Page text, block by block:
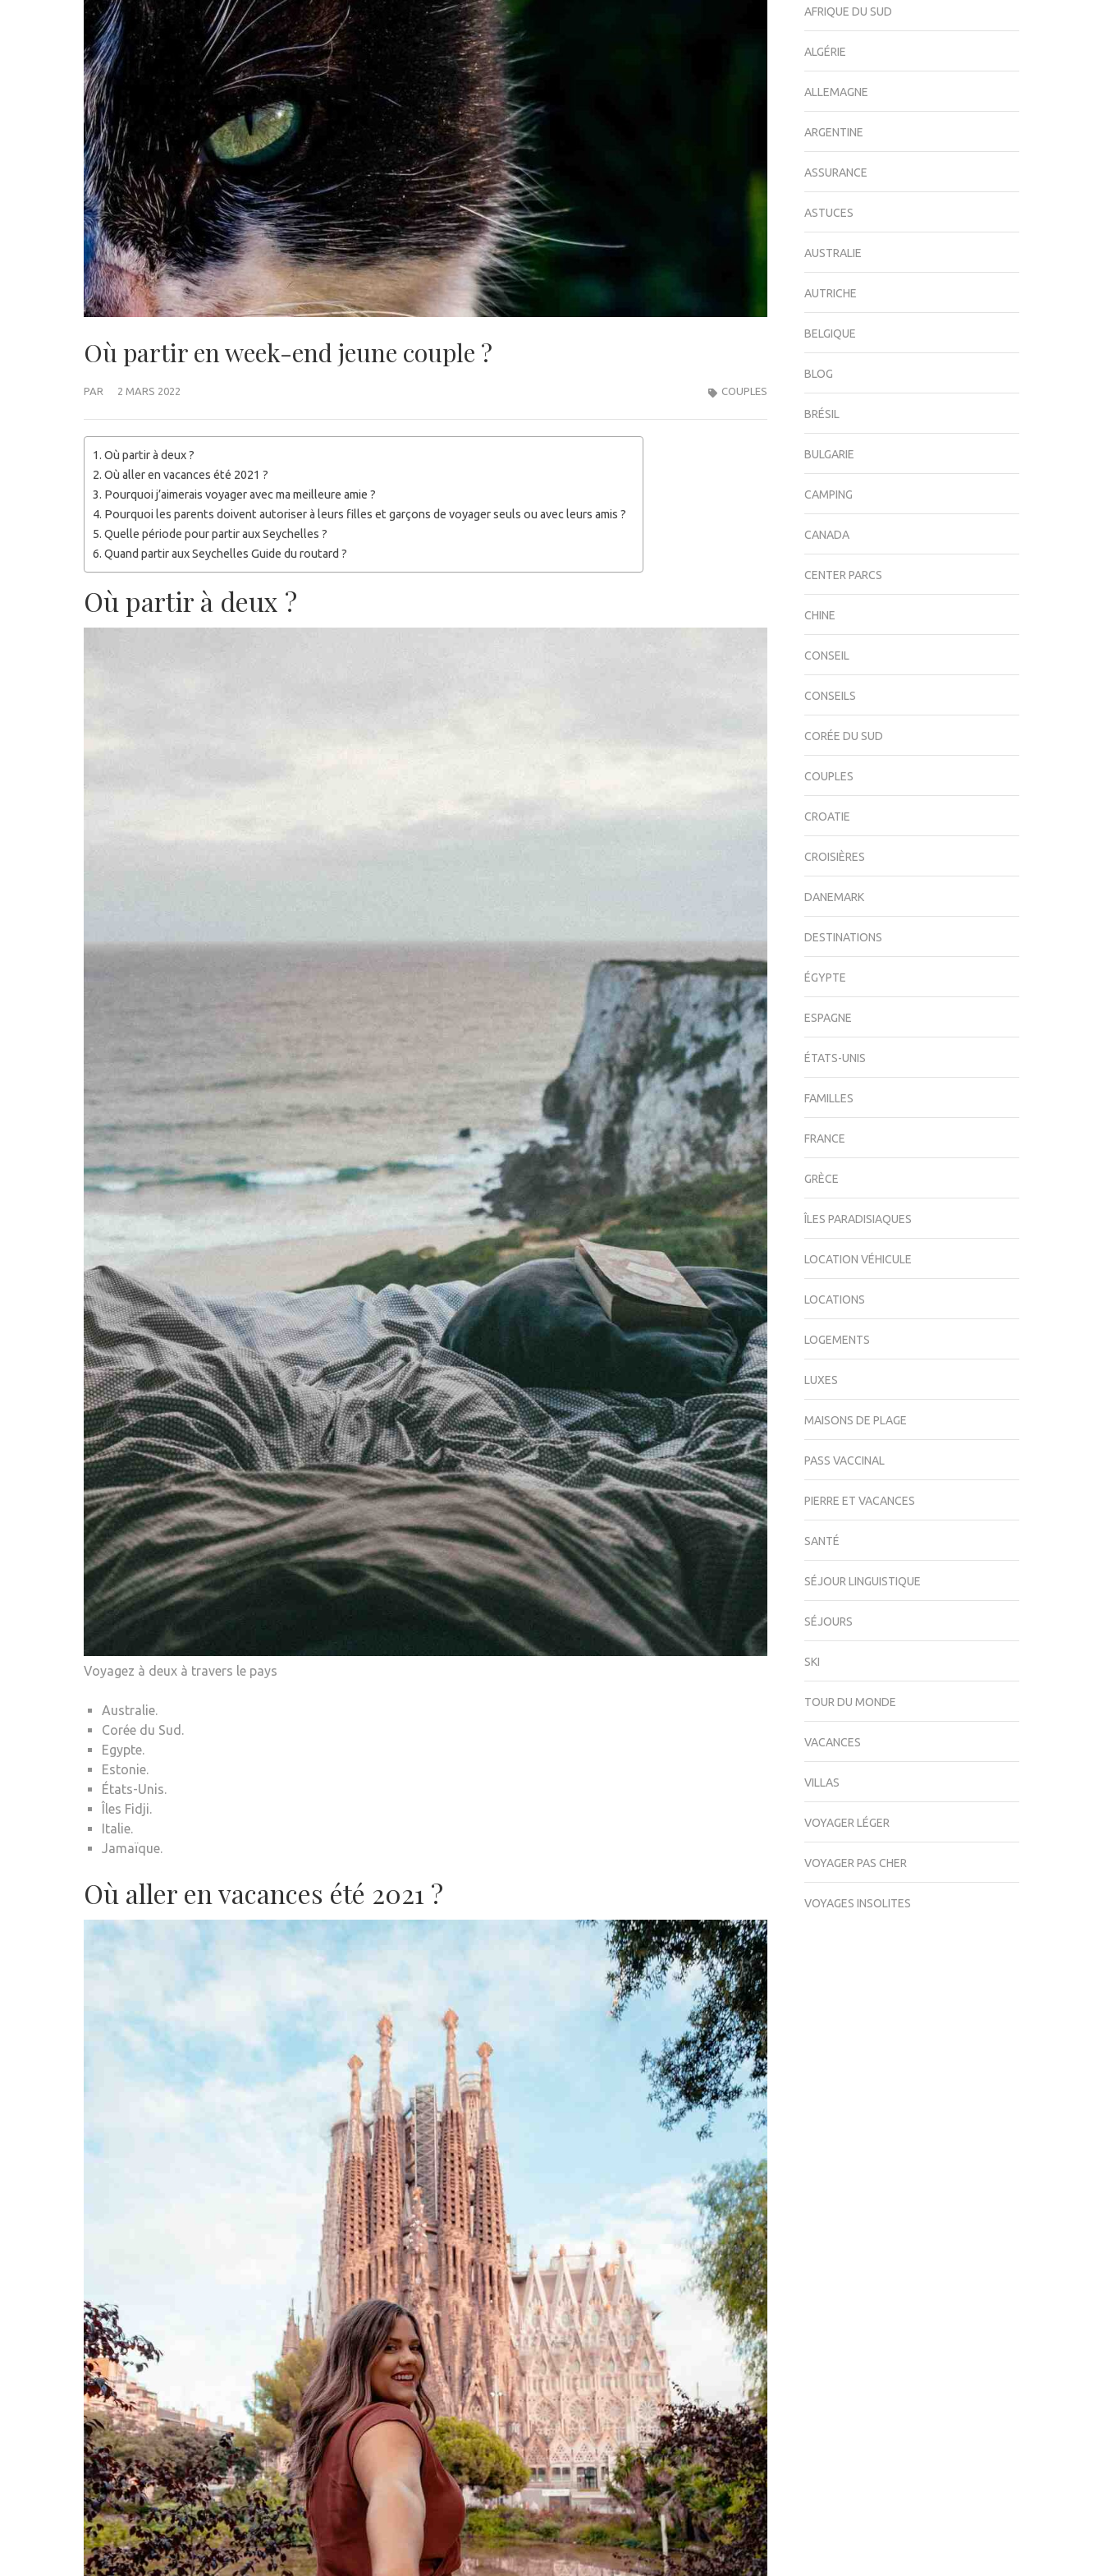
Où partir en week-end jeune couple ?
PAR 2 MARS 2022 COUPLES
Où partir à deux ?
Où aller en vacances été 2021 ?
Pourquoi j’aimerais voyager avec ma meilleure amie ?
Pourquoi les parents doivent autoriser à leurs filles et garçons de voyager seuls ou avec leurs amis ?
Quelle période pour partir aux Seychelles ?
Quand partir aux Seychelles Guide du routard ?
Où partir à deux ?
Voyagez à deux à travers le pays
Australie.
Corée du Sud.
Egypte.
Estonie.
États-Unis.
Îles Fidji.
Italie.
Jamaïque.
Où aller en vacances été 2021 ?
AFRIQUE DU SUD
ALGÉRIE
ALLEMAGNE
ARGENTINE
ASSURANCE
ASTUCES
AUSTRALIE
AUTRICHE
BELGIQUE
BLOG
BRÉSIL
BULGARIE
CAMPING
CANADA
CENTER PARCS
CHINE
CONSEIL
CONSEILS
CORÉE DU SUD
COUPLES
CROATIE
CROISIÈRES
DANEMARK
DESTINATIONS
ÉGYPTE
ESPAGNE
ÉTATS-UNIS
FAMILLES
FRANCE
GRÈCE
ÎLES PARADISIAQUES
LOCATION VÉHICULE
LOCATIONS
LOGEMENTS
LUXES
MAISONS DE PLAGE
PASS VACCINAL
PIERRE ET VACANCES
SANTÉ
SÉJOUR LINGUISTIQUE
SÉJOURS
SKI
TOUR DU MONDE
VACANCES
VILLAS
VOYAGER LÉGER
VOYAGER PAS CHER
VOYAGES INSOLITES